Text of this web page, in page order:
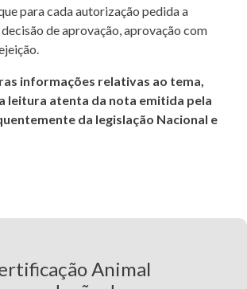
para cada autorização pedida a
de aprovação, aprovação com
informações relativas ao tema,
leitura atenta da nota emitida pela
da legislação Nacional e
Animal